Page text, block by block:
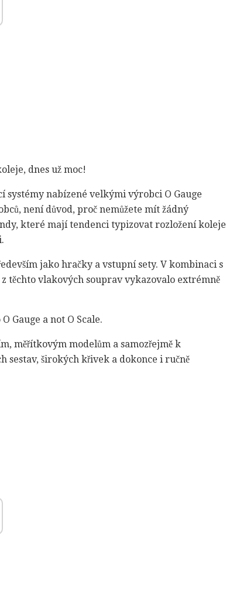
dnes už moc!
systémy nabízené velkými výrobci O Gauge
není důvod, proč nemůžete mít žádný
které mají tendenci typizovat rozložení koleje
jako hračky a vstupní sety. V kombinaci s
těchto vlakových souprav vykazovalo extrémně
Gauge a not O Scale.
měřítkovým modelům a samozřejmě k
sestav, širokých křivek a dokonce i ručně